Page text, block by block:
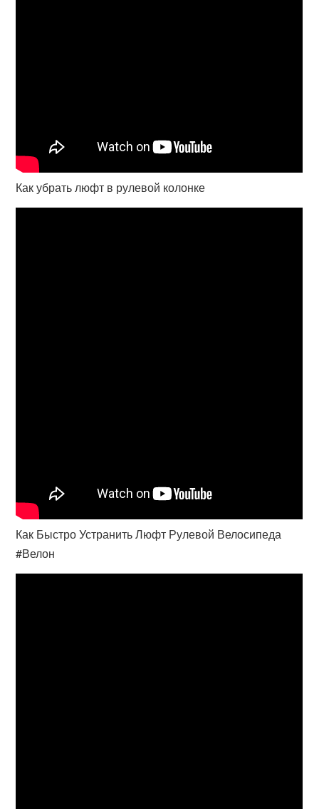
Как убрать люфт в рулевой колонке
Как Быстро Устранить Люфт Рулевой Велосипеда
#Велон